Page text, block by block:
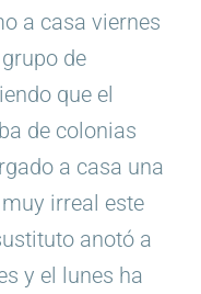
a casa viernes
de
que el
de colonias
a casa una
irreal este
anotó a
y el lunes ha